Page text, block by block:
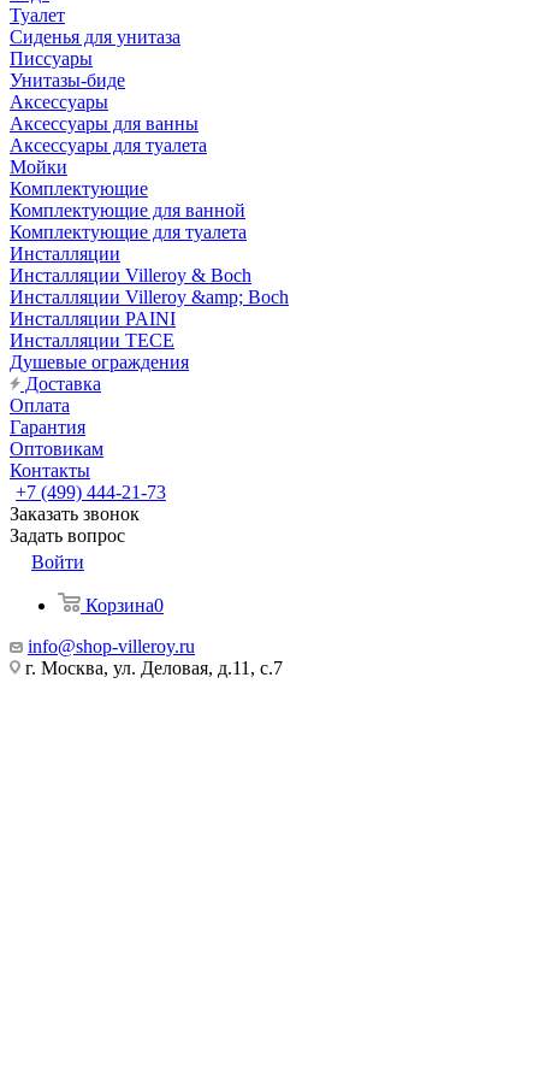
Туалет
Сиденья для унитаза
Писсуары
Унитазы-биде
Аксессуары
Аксессуары для ванны
Аксессуары для туалета
Мойки
Комплектующие
Комплектующие для ванной
Комплектующие для туалета
Инсталляции
Инсталляции Villeroy & Boch
Инсталляции Villeroy &amp; Boch
Инсталляции PAINI
Инсталляции TECE
Душевые ограждения
Доставка
Оплата
Гарантия
Оптовикам
Контакты
+7 (499) 444-21-73
Заказать звонок
Задать вопрос
Войти
Корзина0
info@shop-villeroy.ru
г. Москва, ул. Деловая, д.11, с.7